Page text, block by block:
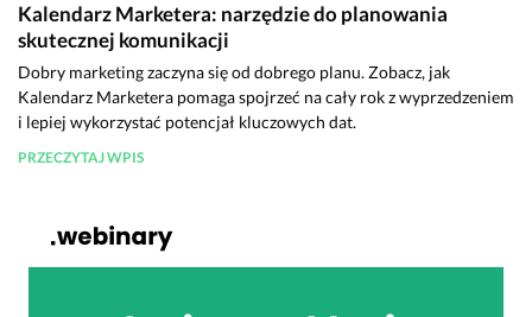
Kalendarz Marketera: narzędzie do planowania
skutecznej komunikacji
Dobry marketing zaczyna się od dobrego planu. Zobacz, jak
Kalendarz Marketera pomaga spojrzeć na cały rok z wyprzedzeniem
i lepiej wykorzystać potencjał kluczowych dat.
PRZECZYTAJ WPIS